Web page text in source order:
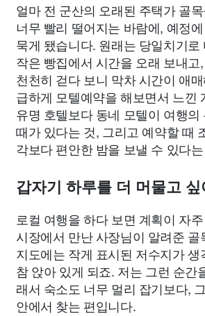
얼마 전 군산의 오래된 주택가 골
너무 빨리 떨어지는 바람에, 예정
묵게 됐습니다. 원래는 당일치기로
작은 빵집에서 시간을 오래 보내고
천천히 걷다 보니 막차 시간이 애
급하게 모텔예약을 해보면서 느낀
유명 호텔보다 동네 모텔이 여행
때가 있다는 것, 그리고 예약할 때
각보다 편안한 밤을 보낼 수 있다
갑자기 하루를 더 머물고 싶
로컬 여행을 하다 보면 계획이 자
시장에서 만난 사장님이 알려준
지도에는 작게 표시된 저수지가
참 앉아 있게 되죠. 저는 그런 순간
래서 숙소도 너무 멀리 잡기보다,
안에서 찾는 편입니다.